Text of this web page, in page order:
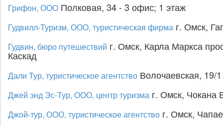
Грифон, ООО Полковая, 34 - 3 офис; 1 этаж
Гудвилл-Туризм, ООО, туристическая фирма г. Омск,
Гудвин, бюро путешествий г. Омск, Карла Маркса
Каскад
Дали Тур, туристическое агентство Волочаевская, 19/
Джей энд Эс-Тур, ООО, центр туризма г. Омск, Чокана
Джой-тур, ООО, туристическое агентство г. Омск,